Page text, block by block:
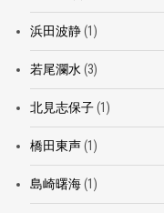
浜田波静(1)
若尾瀾水 (3)
北見志保子(1)
橋田東声(1)
島崎曙海(1)